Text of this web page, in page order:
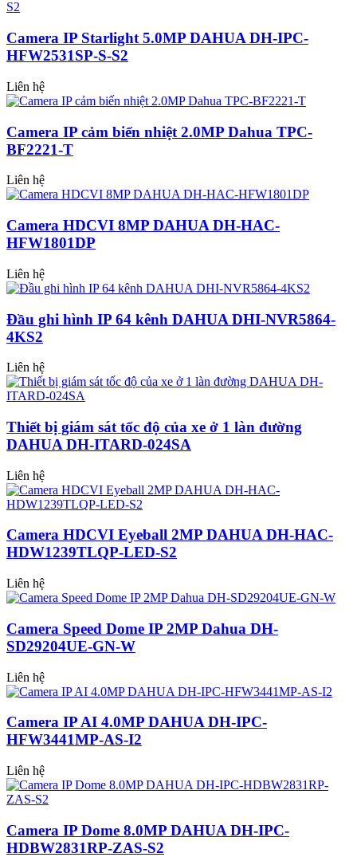
Camera IP Starlight 5.0MP DAHUA DH-IPC-
HFW2531SP-S-S2
Liên hệ
Camera IP cảm biến nhiệt 2.0MP Dahua TPC-
BF2221-T
Liên hệ
Camera HDCVI 8MP DAHUA DH-HAC-
HFW1801DP
Liên hệ
Đầu ghi hình IP 64 kênh DAHUA DHI-NVR5864-
4KS2
Liên hệ
Thiết bị giám sát tốc độ của xe ở 1 làn đường
DAHUA DH-ITARD-024SA
Liên hệ
Camera HDCVI Eyeball 2MP DAHUA DH-HAC-
HDW1239TLQP-LED-S2
Liên hệ
Camera Speed Dome IP 2MP Dahua DH-
SD29204UE-GN-W
Liên hệ
Camera IP AI 4.0MP DAHUA DH-IPC-
HFW3441MP-AS-I2
Liên hệ
Camera IP Dome 8.0MP DAHUA DH-IPC-
HDBW2831RP-ZAS-S2